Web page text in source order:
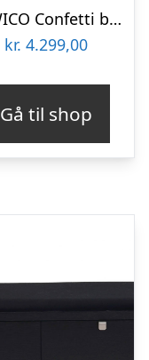
ROWICO Confetti bænk – hvidpigmenteret eg/lysegrå hynde, m. 3 skuffer
kr. 4.299,00
Gå til shop